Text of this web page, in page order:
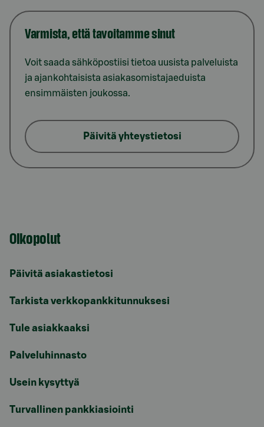
Varmista, että tavoitamme sinut
Voit saada sähköpostiisi tietoa uusista palveluista
ja ajankohtaisista asiakasomistajaeduista
ensimmäisten joukossa.
Päivitä yhteystietosi
Oikopolut
Päivitä asiakastietosi
Tarkista verkkopankkitunnuksesi
Tule asiakkaaksi
Palveluhinnasto
Usein kysyttyä
Turvallinen pankkiasiointi